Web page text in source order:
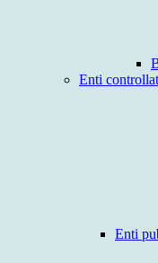
Enti
Enti